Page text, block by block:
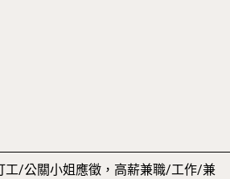
工/公關小姐應徵，高薪兼職/工作/兼